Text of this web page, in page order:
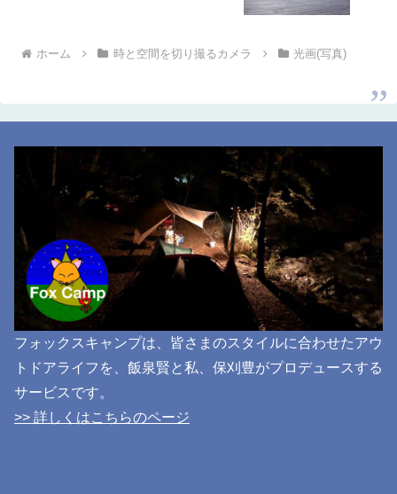
ホーム 時と空間を切り撮るカメラ 光画(写真)
フォックスキャンプは、皆さまのスタイルに合わせたアウ
トドアライフを、飯泉賢と私、保刈豊がプロデュースする
サービスです。
>> 詳しくはこちらのページ